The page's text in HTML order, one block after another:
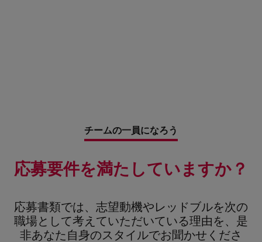
チームの一員になろう
応募要件を満たしていますか？
応募書類では、志望動機やレッドブルを次の
職場として考えていただいている理由を、是
非あなた自身のスタイルでお聞かせくださ